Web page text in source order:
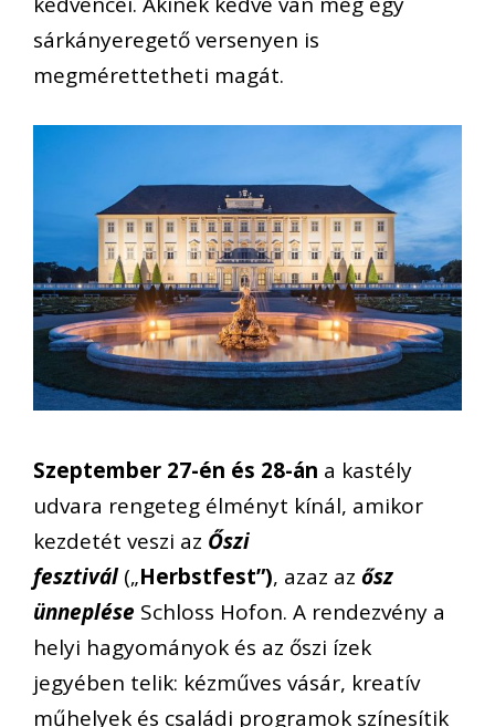
sárkányeregető versenyen is
megmérettetheti magát.
Szeptember 27-én és 28-án a kastély
udvara rengeteg élményt kínál, amikor
kezdetét veszi az Őszi
fesztivál(„Herbstfest”), azaz az ősz
ünneplése Schloss Hofon. A rendezvény a
helyi hagyományok és az őszi ízek
jegyében telik: kézműves vásár, kreatív
műhelyek és családi programok színesítik